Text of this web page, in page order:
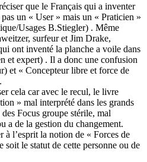
que le Français qui a inventer
un « User » mais un « Praticien »
Usages B.Stiegler) . Même
surfeur et Jim Drake,
ont inventé la planche a voile dans
et expert) . Il a donc une confusion
et « Concepteur libre et force de
cela car avec le recul, le livre
» mal interprété dans les grands
Focus groupe stérile, mal
a de la gestion du changement.
à l’esprit la notion de « Forces de
soit le statut de cette personne ou de